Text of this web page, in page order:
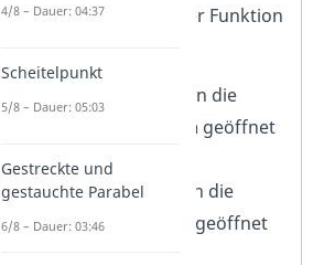
DerScheitelpunkt
einer Funktion
, wenn die
unten geöffnet
ihrMinimum
, wenn die
Parabel nach
geöffnet
4/8 – Dauer: 04:37
Scheitelpunkt
5/8 – Dauer: 05:03
Gestreckte und
gestauchte Parabel
6/8 – Dauer: 03:46